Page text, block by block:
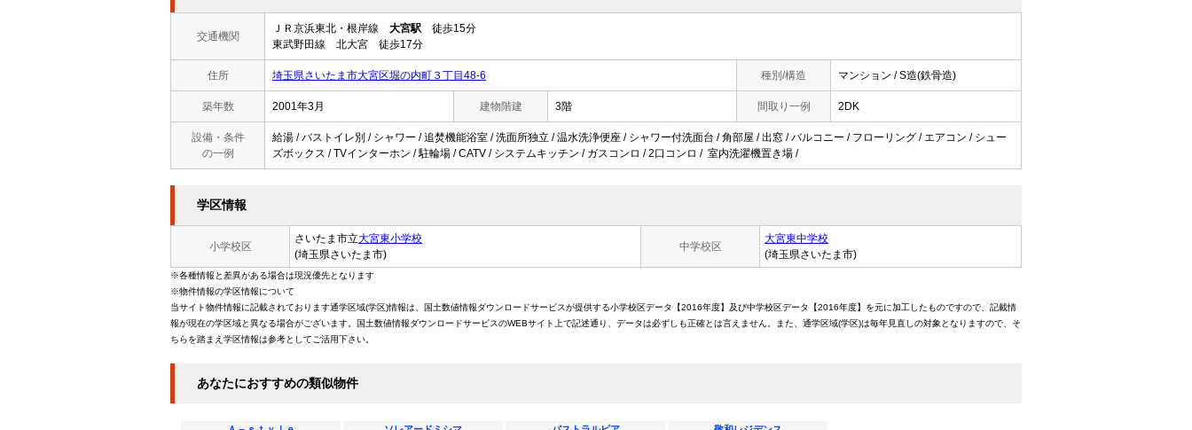
交通機関
ＪＲ京浜東北・根岸線 大宮駅 徒歩15分
東武野田線 北大宮 徒歩17分
住所 埼玉県さいたま市大宮区堀の内町３丁目48-6 種別/構造 マンション / S造(鉄骨造)
築年数 2001年3月 建物階建 3階 間取り一例 2DK
設備・条件
の一例
給湯 / バストイレ別 / シャワー / 追焚機能浴室 / 洗面所独立 / 温水洗浄便座 / シャワー付洗面台 / 角部屋 / 出窓 / バルコニー / フローリング / エアコン / シュー
ズボックス / TVインターホン / 駐輪場 / CATV / システムキッチン / ガスコンロ / 2口コンロ / 室内洗濯機置き場 /
学区情報
小学校区
さいたま市立大宮東小学校
(埼玉県さいたま市)
中学校区
大宮東中学校
(埼玉県さいたま市)
※各種情報と差異がある場合は現況優先となります
※物件情報の学区情報について
当サイト物件情報に記載されております通学区域(学区)情報は、国土数値情報ダウンロードサービスが提供する小学校区データ【2016年度】及び中学校区データ【2016年度】を元に加工したものですので、記載情
報が現在の学区域と異なる場合がございます。国土数値情報ダウンロードサービスのWEBサイト上で記述通り、データは必ずしも正確とは言えません。また、通学区域(学区)は毎年見直しの対象となりますので、そ
ちらを踏まえ学区情報は参考としてご活用下さい。
あなたにおすすめの類似物件